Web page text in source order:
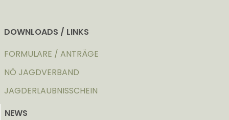
DOWNLOADS / LINKS
FORMULARE / ANTRÄGE
NÖ JAGDVERBAND
JAGDERLAUBNISSCHEIN
NEWS